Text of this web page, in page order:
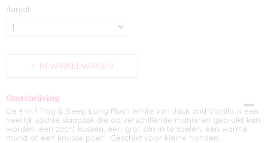
Aantal
IN WINKELWAGEN
Omschrijving
De 4-in-1 Play & Sleep Long Plush White van Jack and Vanilla is een
heerlijk zachte slaapzak die op verschillende manieren gebruikt kan
worden: een zacht kussen, een grot om in te spelen, een warme
mand of een knusse poef. Geschikt voor kleine honden.